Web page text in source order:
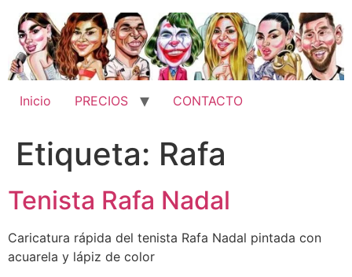
contenido
Inicio PRECIOS CONTACTO
Etiqueta: Rafa
Tenista Rafa Nadal
Caricatura rápida del tenista Rafa Nadal pintada con
acuarela y lápiz de color